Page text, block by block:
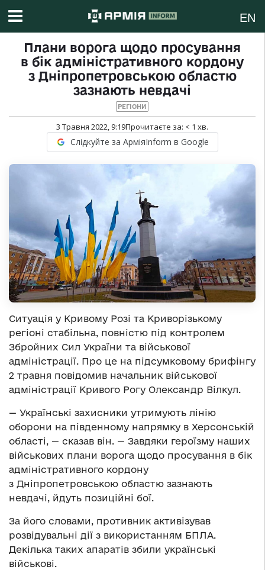
EN
Плани ворога щодо просування
в бік адміністративного кордону
з Дніпропетровською областю
зазнають невдачі
РЕГІОНИ
3 Травня 2022, 9:19Прочитаєте за: < 1 хв.
Слідкуйте за АрміяInform в Google
Ситуація у Кривому Розі та Криворізькому
регіоні стабільна, повністю під контролем
Збройних Сил України та військової
адміністрації. Про це на підсумковому брифінгу
2 травня повідомив начальник військової
адміністрації Кривого Рогу Олександр Вілкул.
— Українські захисники утримують лінію
оборони на південному напрямку в Херсонській
області, — сказав він. — Завдяки героїзму наших
військових плани ворога щодо просування в бік
адміністративного кордону
з Дніпропетровською областю зазнають
невдачі, йдуть позиційні бої.
За його словами, противник активізував
розвідувальні дії з використанням БПЛА.
Декілька таких апаратів збили українські
військові.